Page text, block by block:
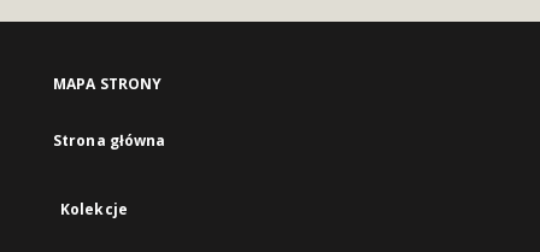
MAPA STRONY
Strona główna
Kolekcje